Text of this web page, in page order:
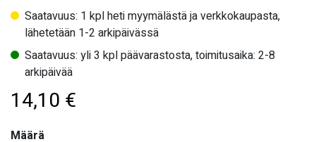
Saatavuus: 1 kpl heti myymälästä ja verkkokaupasta,
lähetetään 1-2 arkipäivässä
Saatavuus: yli 3 kpl päävarastosta, toimitusaika: 2-8
arkipäivää
14,10 €
Määrä
Määrä